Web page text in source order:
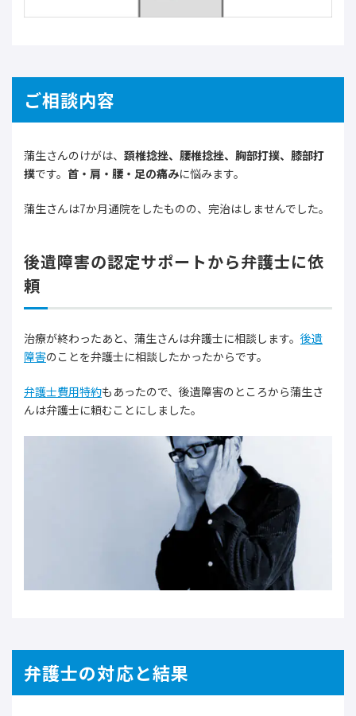
ご相談内容
蒲生さんのけがは、 頚椎捻挫、腰椎捻挫、胸部打撲、膝部打
撲です。 首・肩・腰・足の痛みに悩みます。
蒲生さんは7か月通院をしたものの、完治はしませんでした。
後遺障害の認定サポートから弁護士に依
頼
治療が終わったあと、蒲生さんは弁護士に相談します。 後遺
障害のことを弁護士に相談したかったからです。
弁護士費用特約もあったので、後遺障害のところから蒲生さ
んは弁護士に頼むことにしました。
弁護士の対応と結果